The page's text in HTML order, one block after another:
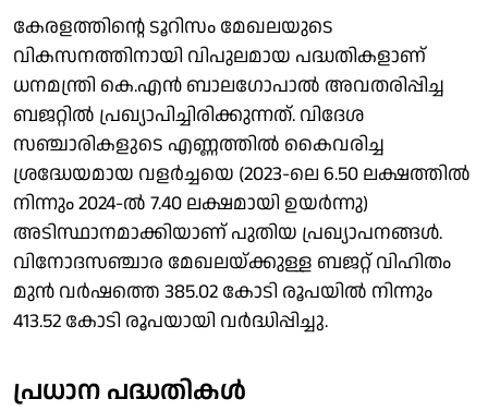
കേരളത്തിന്റെ ടൂറിസം മേഖലയുടെ
വികസനത്തിനായി വിപുലമായ പദ്ധതികളാണ്
ധനമന്ത്രി കെ.എൻ ബാലഗോപാൽ അവതരിപ്പിച്ച
ബജറ്റിൽ പ്രഖ്യാപിച്ചിരിക്കുന്നത്. വിദേശ
സഞ്ചാരികളുടെ എണ്ണത്തിൽ കൈവരിച്ച
ശ്രദ്ധേയമായ വളർച്ചയെ (2023-ലെ 6.50 ലക്ഷത്തിൽ
നിന്നും 2024-ൽ 7.40 ലക്ഷമായി ഉയർന്നു)
അടിസ്ഥാനമാക്കിയാണ് പുതിയ പ്രഖ്യാപനങ്ങൾ.
വിനോദസഞ്ചാര മേഖലയ്ക്കുള്ള ബജറ്റ് വിഹിതം
മുൻ വർഷത്തെ 385.02 കോടി രൂപയിൽ നിന്നും
413.52 കോടി രൂപയായി വർദ്ധിപ്പിച്ചു.
പ്രധാന പദ്ധതികൾ